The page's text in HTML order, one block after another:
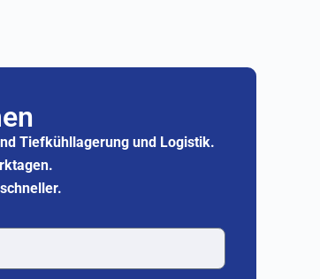
Tiefkühllagerung und Logistik.